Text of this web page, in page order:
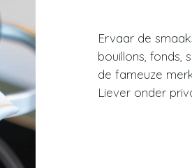
Ervaar de
bouillons, fonds,
de fameuze
Liever onder